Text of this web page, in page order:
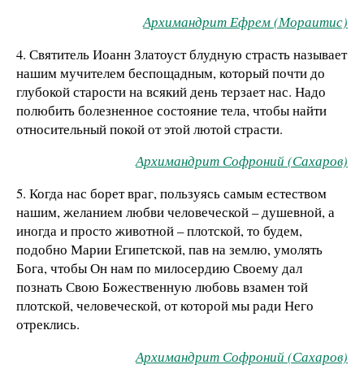
Архимандрит Ефрем (Мораитис)
4. Святитель Иоанн Златоуст блудную страсть называет
нашим мучителем беспощадным, который почти до
глубокой старости на всякий день терзает нас. Надо
полюбить болезненное состояние тела, чтобы найти
относительный покой от этой лютой страсти.
Архимандрит Софроний (Сахаров)
5. Когда нас борет враг, пользуясь самым естеством
нашим, желанием любви человеческой – душевной, а
иногда и просто животной – плотской, то будем,
подобно Марии Египетской, пав на землю, умолять
Бога, чтобы Он нам по милосердию Своему дал
познать Свою Божественную любовь взамен той
плотской, человеческой, от которой мы ради Него
отреклись.
Архимандрит Софроний (Сахаров)